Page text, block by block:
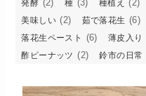
発酵 (2) 種 (3) 種植え (2)
美味しい (2) 茹で落花生 (6)
落花生ペースト (6) 薄皮入り
酢ピーナッツ (2) 鈴市の日常